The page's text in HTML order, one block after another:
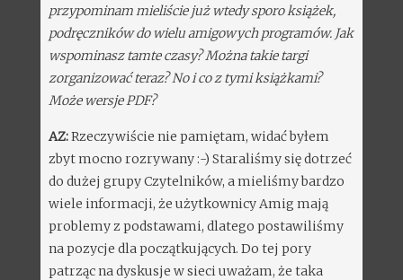
przypominam mieliście już wtedy sporo książek,
podręczników do wielu amigowych programów. Jak
wspominasz tamte czasy? Można takie targi
zorganizować teraz? No i co z tymi książkami?
Może wersje PDF?
AZ:Rzeczywiście nie pamiętam, widać byłem
zbyt mocno rozrywany :-) Staraliśmy się dotrzeć
do dużej grupy Czytelników, a mieliśmy bardzo
wiele informacji, że użytkownicy Amig mają
problemy z podstawami, dlatego postawiliśmy
na pozycje dla początkujących. Do tej pory
patrząc na dyskusje w sieci uważam, że taka